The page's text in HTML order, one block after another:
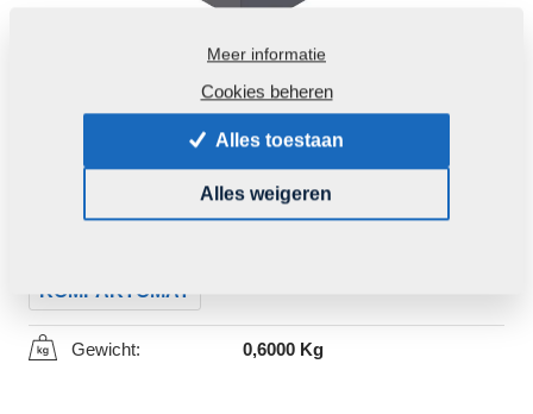
Productcode: m09911
Dit deel kan ook voor volgende machines gebruikt
KOMPAKTOMAT
Gewicht: 0,6000 Kg
Meer informatie
Cookies beheren
Alles toestaan
Alles weigeren